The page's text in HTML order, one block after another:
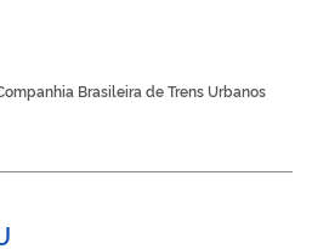
Brasileira de Trens Urbanos